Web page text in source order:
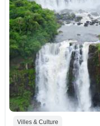
Villes & Culture